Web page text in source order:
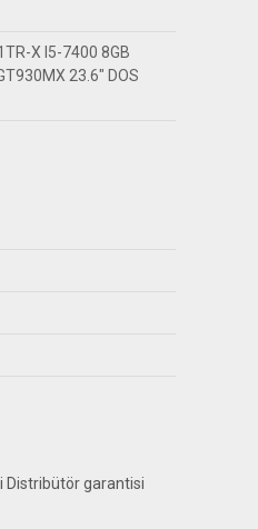
X I5-7400 8GB
23.6″ DOS
Distribütör garantisi